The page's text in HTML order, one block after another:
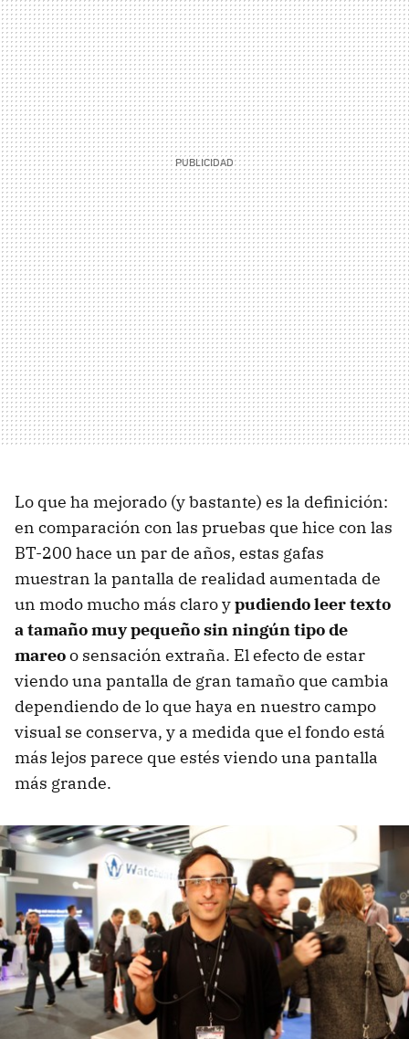
Lo que ha mejorado (y bastante) es la definición:
en comparación con las pruebas que hice con las
BT-200 hace un par de años, estas gafas
muestran la pantalla de realidad aumentada de
un modo mucho más claro ypudiendo leer texto
a tamaño muy pequeño sin ningún tipo de
mareoo sensación extraña. El efecto de estar
viendo una pantalla de gran tamaño que cambia
dependiendo de lo que haya en nuestro campo
visual se conserva, y a medida que el fondo está
más lejos parece que estés viendo una pantalla
más grande.